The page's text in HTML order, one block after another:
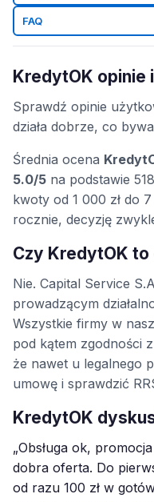
FAQ
KredytOK opinie
Sprawdź opinie
działa dobrze, co
Średnia ocena
5.0/5 na podstawie
kwoty od 1 000 zł do
rocznie, decyzję
Czy KredytOK
Nie. Capital Service
prowadzącym
Wszystkie firmy w
pod kątem zgodności
że nawet u legalnego
umowę i sprawdzić
KredytOK
„Obsługa ok,
dobra oferta. Do
od razu 100 zł w